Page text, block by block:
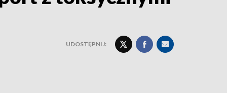
UDOSTĘPNIJ: